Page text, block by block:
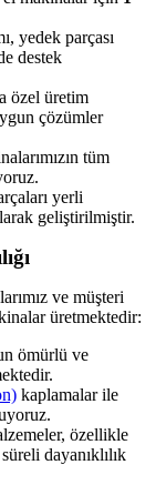
yedek parçası
destek
özel üretim
çözümler
tüm
yerli
geliştirilmiştir.
ve müşteri
üretmektedir:
ömürlü ve
kaplamalar ile
özellikle
dayanıklılık